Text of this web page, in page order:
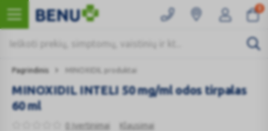
0
Pagrindinis MINOXIDIL produktai
0 Įvertinimai Klausimai
MINOXIDIL INTELI 50 mg/ml odos tirpalas
60 ml